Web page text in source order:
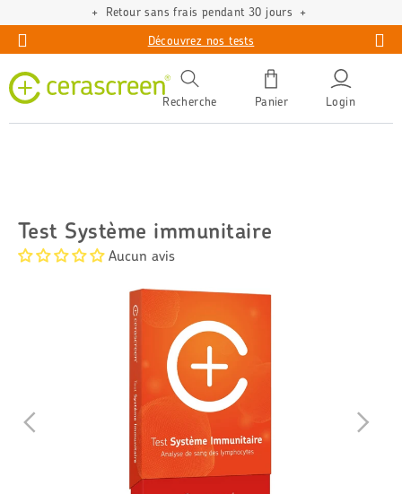
Compléments alimentaires de qualité verifiée
Découvrez nos tests
Recherche Panier Login
Test Système immunitaire
Aucun avis